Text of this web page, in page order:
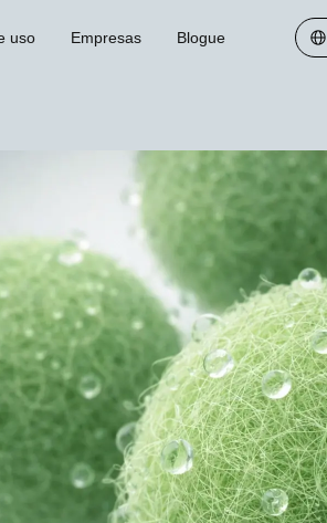
uso Empresas Blogue